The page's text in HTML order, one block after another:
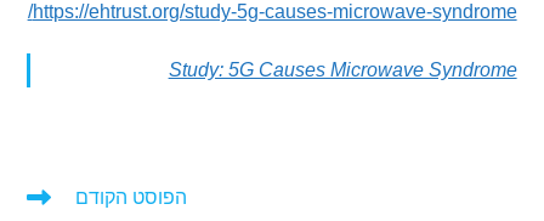
https://ehtrust.org/study-5g-causes-microwave-
Study: 5G Causes Microwave
הפוסט הקודם